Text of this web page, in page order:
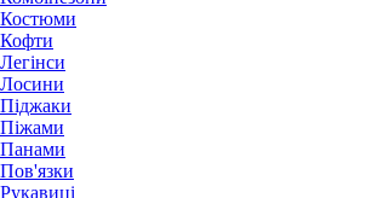
Костюми
Кофти
Легінси
Лосини
Піджаки
Піжами
Панами
Пов'язки
Рукавиці